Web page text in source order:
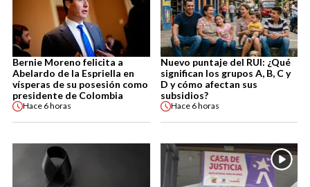
Bernie Moreno felicita a
Abelardo de la Espriella en
vísperas de su posesión como
presidente de Colombia
Hace 6 horas
Nuevo puntaje del RUI: ¿Qué
significan los grupos A, B, C y
D y cómo afectan sus
subsidios?
Hace 6 horas